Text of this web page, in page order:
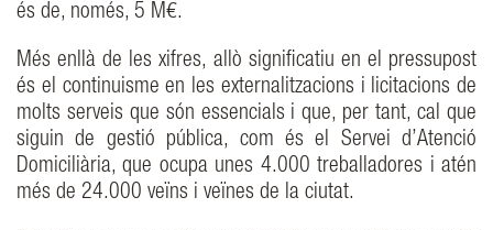
és de, només, 5 M€.
Més enllà de les xifres, allò significatiu en el pressupost
és el continuisme en les externalitzacions i licitacions de
molts serveis que són essencials i que, per tant, cal que
siguin de gestió pública, com és el Servei d’Atenció
Domiciliària, que ocupa unes 4.000 treballadores i atén
més de 24.000 veïns i veïnes de la ciutat.